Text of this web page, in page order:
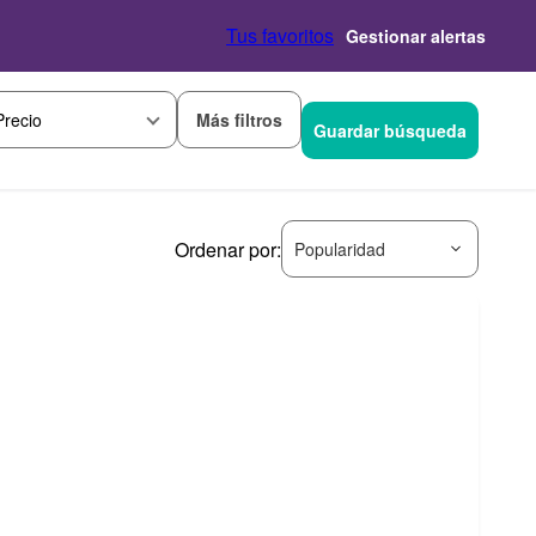
Tus favoritos Gestionar alertas
Más filtros Guardar búsqueda
Ordenar por: Popularidad